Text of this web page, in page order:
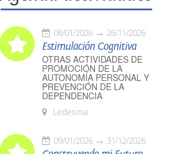
08/01/2026 26/11/2026
Estimulación Cognitiva
OTRAS ACTIVIDADES DE
PROMOCIÓN DE LA
AUTONOMÍA PERSONAL Y
PREVENCIÓN DE LA
DEPENDENCIA
Ledesma
09/01/2026 31/12/2026